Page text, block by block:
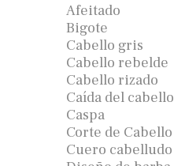
Afeitado
Bigote
Cabello gris
Cabello rebelde
Cabello rizado
Caída del cabello
Caspa
Corte de Cabello
Cuero cabelludo